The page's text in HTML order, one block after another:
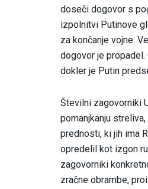
doseči dogovor s
izpolnitvi Putinove
za končanje vojne.
dogovor je
dokler je Putin
Številni zagovorniki
pomanjkanju
prednosti, ki jih ima
opredelil kot izgon
zagovorniki
zračne obrambe,